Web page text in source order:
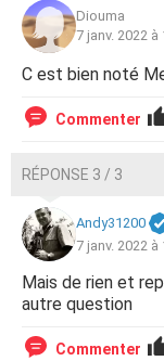
Diouma
7 janv. 2022 à
C est bien noté
Commenter
RÉPONSE 3 / 3
Andy31200
7 janv. 2022 à
Mais de rien et
autre question
Commenter